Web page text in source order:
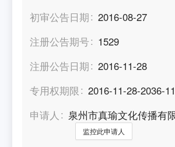
初审公告日期
2016-08-27
注册公告期号
1529
注册公告日期
2016-11-28
专用权期限
2016-11-28-2036-
申请人
泉州市真瑜文化传播有
监控此申请人